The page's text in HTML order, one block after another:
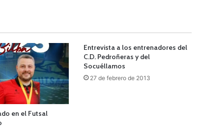
en el Futsal
Entrevista a los entrenadores del
C.D. Pedroñeras y del
Socuéllamos
27 de febrero de 2013